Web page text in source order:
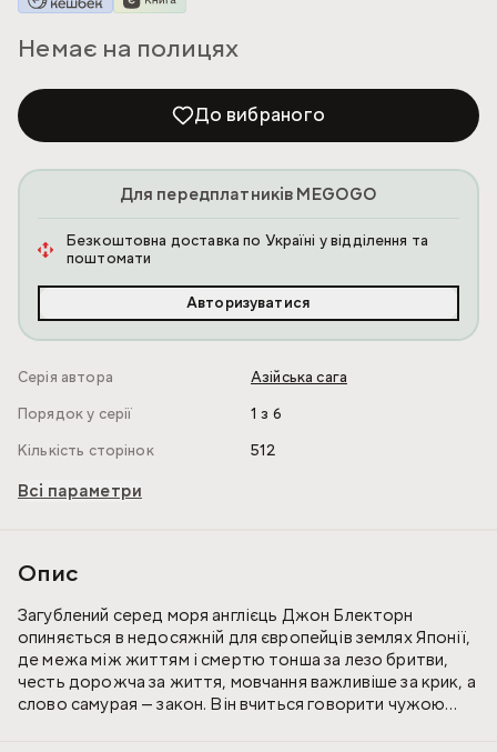
Немає на полицях
До вибраного
Для передплатників MEGOGO
Безкоштовна доставка по Україні у відділення та
поштомати
Авторизуватися
Серія автора
Азійська сага
Порядок у серії
1 з 6
Кількість сторінок
512
Всі параметри
Опис
Загублений серед моря англієць Джон Блекторн
опиняється в недосяжній для європейців землях Японії,
де межа між життям і смертю тонша за лезо бритви,
честь дорожча за життя, мовчання важливіше за крик, а
слово самурая — закон. Він вчиться говорити чужою